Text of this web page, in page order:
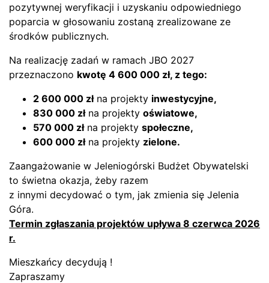
pozytywnej weryfikacji i uzyskaniu odpowiedniego
poparcia w głosowaniu zostaną zrealizowane ze
środków publicznych.
Na realizację zadań w ramach JBO 2027
przeznaczono kwotę 4 600 000 zł, z tego:
2 600 000 złna projekty inwestycyjne,
830 000 złna projekty oświatowe,
570 000 złna projekty społeczne,
600 000 złna projekty zielone.
Zaangażowanie w Jeleniogórski Budżet Obywatelski
to świetna okazja, żeby razem
z innymi decydować o tym, jak zmienia się Jelenia
Góra.
Termin zgłaszania projektów upływa 8 czerwca 2026
r.
Mieszkańcy decydują !
Zapraszamy